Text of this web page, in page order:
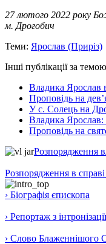
27 лютого 2022 року
м. Дрогобич
Теми: Ярослав (Приріз)
Інші публікації за темою
Владика Ярослав
Проповідь на
У с. Солець на
Владика Ярослав:
Проповідь на
Розпорядження
Розпорядження в справі
› Біографія єпископа
› Репортаж з інтронізації
› Слово Блаженнішого